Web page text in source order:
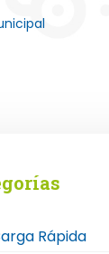
Rápida